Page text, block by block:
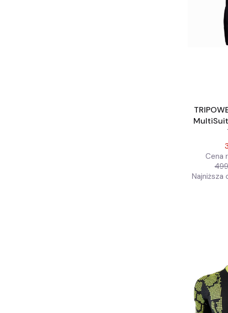
Cena
Najniższa